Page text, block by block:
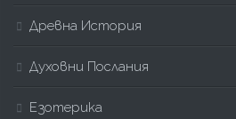
Древна История
Духовни Послания
Езотерика